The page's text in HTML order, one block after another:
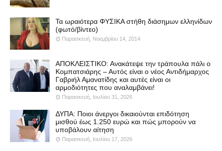
Τα ωραιότερα ΦΥΣΙΚΑ στήθη διάσημων ελληνίδων
(φωτό/βίντεο)
Παρασκευή, Νοεμβρίου 14, 2014
ΑΠΟΚΛΕΙΣΤΙΚΟ: Ανακάτεψε την τράπουλα πάλι ο
Κομπατσιάρης – Αυτός είναι ο νέος Αντιδήμαρχος
Γαβριήλ Αμανατίδης και αυτές είναι οι
αρμοδιότητες που αναλαμβάνει!
Παρασκευή, Ιουλίου 31, 2026
ΔΥΠΑ: Ποιοι άνεργοι δικαιούνται επιδότηση
μισθού έως 1.250 ευρώ και πώς μπορούν να
υποβάλουν αίτηση
Παρασκευή, Ιουλίου 17, 2026